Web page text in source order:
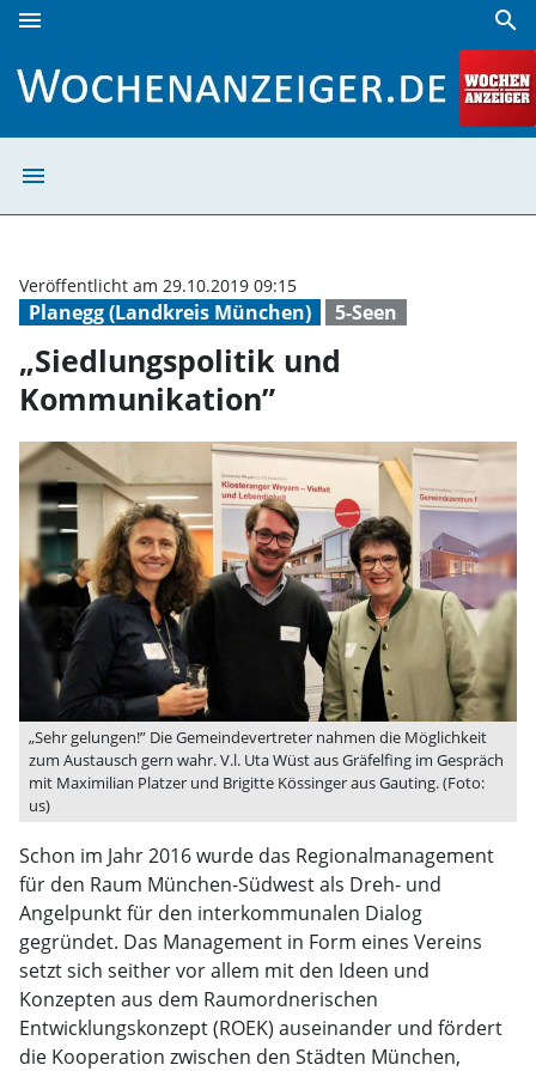
menu search
menu
Planegg (Landkreis München) 5-Seen
Veröffentlicht am 29.10.2019 09:15
„Siedlungspolitik und
Kommunikation”
„Sehr gelungen!” Die Gemeindevertreter nahmen die Möglichkeit
zum Austausch gern wahr. V.l. Uta Wüst aus Gräfelfing im Gespräch
mit Maximilian Platzer und Brigitte Kössinger aus Gauting. (Foto:
us)
Schon im Jahr 2016 wurde das Regionalmanagement
für den Raum München-Südwest als Dreh- und
Angelpunkt für den interkommunalen Dialog
gegründet. Das Management in Form eines Vereins
setzt sich seither vor allem mit den Ideen und
Konzepten aus dem Raumordnerischen
Entwicklungskonzept (ROEK) auseinander und fördert
die Kooperation zwischen den Städten München,